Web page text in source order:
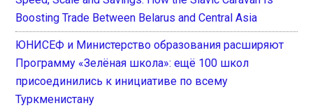
Boosting Trade Between Belarus and Central Asia
ЮНИСЕФ и Министерство образования расширяют
Программу «Зелёная школа»: ещё 100 школ
присоединились к инициативе по всему
Туркменистану